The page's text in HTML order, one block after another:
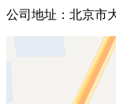
公司地址：北京市